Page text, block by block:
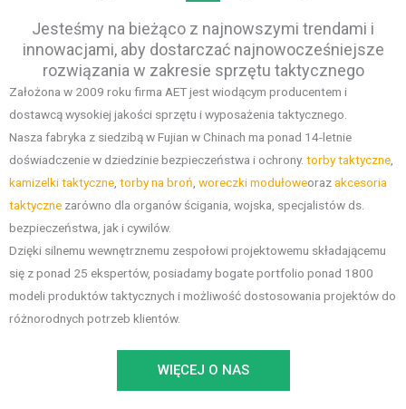
Jesteśmy na bieżąco z najnowszymi trendami i
innowacjami, aby dostarczać najnowocześniejsze
rozwiązania w zakresie sprzętu taktycznego
Założona w 2009 roku firma AET jest wiodącym producentem i
dostawcą wysokiej jakości sprzętu i wyposażenia taktycznego.
Nasza fabryka z siedzibą w Fujian w Chinach ma ponad 14-letnie
doświadczenie w dziedzinie bezpieczeństwa i ochrony. torby taktyczne
kamizelki taktyczne torby na broń woreczki modułoweorazakcesoria
taktyczne zarówno dla organów ścigania, wojska, specjalistów ds.
bezpieczeństwa, jak i cywilów.
Dzięki silnemu wewnętrznemu zespołowi projektowemu składającemu
się z ponad 25 ekspertów, posiadamy bogate portfolio ponad 1800
modeli produktów taktycznych i możliwość dostosowania projektów do
różnorodnych potrzeb klientów.
WIĘCEJ O NAS